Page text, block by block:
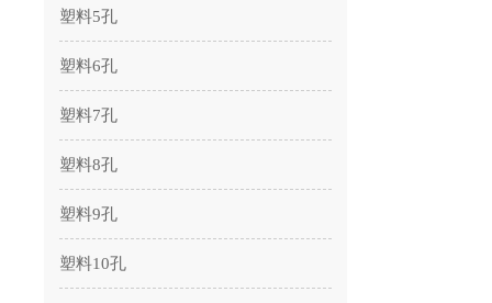
塑料5孔
塑料6孔
塑料7孔
塑料8孔
塑料9孔
塑料10孔